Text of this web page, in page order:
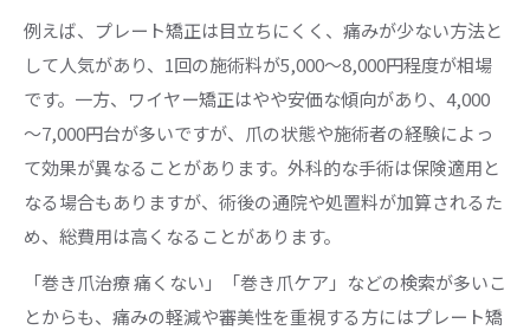
例えば、プレート矯正は目立ちにくく、痛みが少ない方法と
して人気があり、1回の施術料が5,000～8,000円程度が相場
です。一方、ワイヤー矯正はやや安価な傾向があり、4,000
～7,000円台が多いですが、爪の状態や施術者の経験によっ
て効果が異なることがあります。外科的な手術は保険適用と
なる場合もありますが、術後の通院や処置料が加算されるた
め、総費用は高くなることがあります。
「巻き爪治療 痛くない」「巻き爪ケア」などの検索が多いこ
とからも、痛みの軽減や審美性を重視する方にはプレート矯